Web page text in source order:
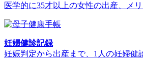
医学的に35才以上の女性の出産、メ
妊婦健診記録
妊娠判定から出産まで、1人の妊婦健